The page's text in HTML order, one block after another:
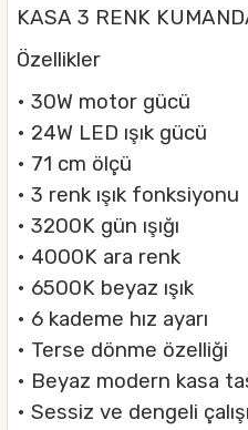
KASA 3 RENK
Özellikler
• 30W motor gücü
• 24W LED ışık gücü
• 71 cm ölçü
• 3 renk ışık fonksiyonu
• 3200K gün ışığı
• 4000K ara renk
• 6500K beyaz ışık
• 6 kademe hız ayarı
• Terse dönme özelliği
• Beyaz modern kasa
• Sessiz ve dengeli